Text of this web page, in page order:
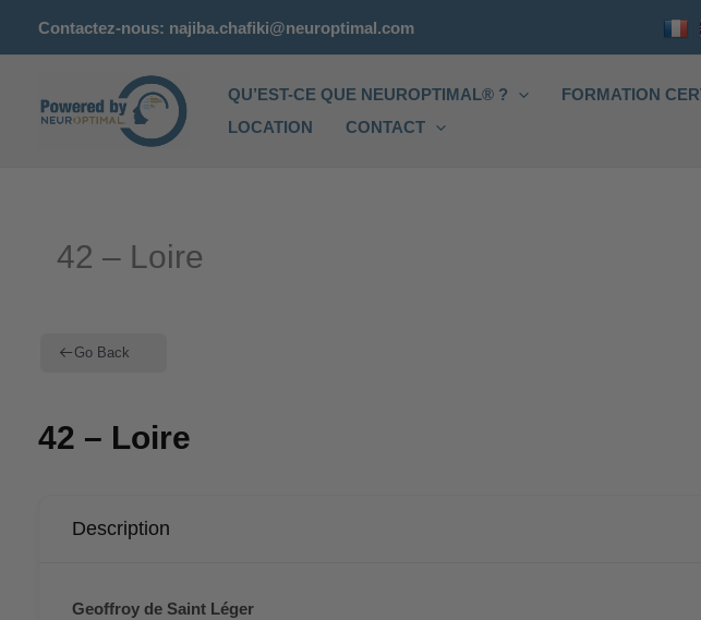
Contactez-nous: najiba.chafiki@neuroptimal.com
QU’EST-CE QUE NEUROPTIMAL® ? FORMATION
LOCATION
CONTACT
42 – Loire
Go Back
42 – Loire
Description
Geoffroy de Saint Léger